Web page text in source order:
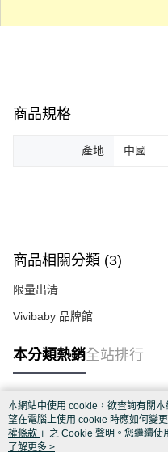
商品規格
產地 中國
商品相關分類 (3)
限量出清
Vivibaby 品牌館
本分類熱銷全站排行
熱門標籤
本網站中使用 cookie，欲查詢有關
望在電腦上使用 cookie 時應如何變
權條款 」之 Cookie 聲明。您繼續
用條款之 Cookie 聲明使用 cookie。
了解更多 >